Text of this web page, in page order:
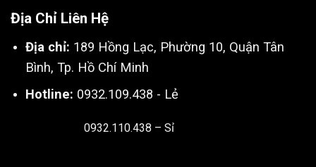
Địa Chỉ Liên Hệ
Địa chỉ: 189 Hồng Lạc, Phường 10, Quận Tân
Bình, Tp. Hồ Chí Minh
Hotline: 0932.109.438 - Lẻ
0932.110.438 – Sỉ